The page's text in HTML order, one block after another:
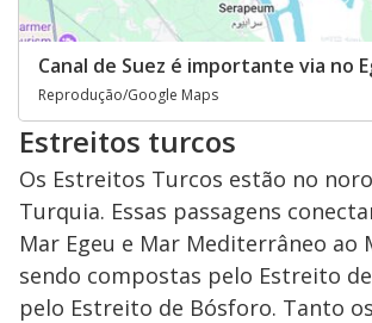
Canal de Suez é importante via no
Reprodução/Google Maps
Estreitos turcos
Os Estreitos Turcos estão no
Turquia. Essas passagens
Mar Egeu e Mar Mediterrâneo ao
sendo compostas pelo Estreito
pelo Estreito de Bósforo. Tanto